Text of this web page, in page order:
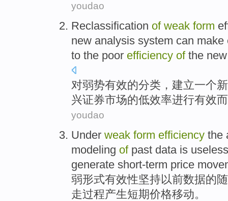
youdao
Reclassification of weak form
new analysis system can make
to the poor efficiency ofthe
对弱势有效的分类， 建立一个
兴证券市场的低效率进行有效而
youdao
Under weak form efficiency the
modeling of past data is
generate short-term price
弱形式有效性坚持以前数据的
走过程产生短期价格移动。